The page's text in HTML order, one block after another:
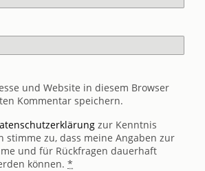
und Website in diesem Browser
Kommentar speichern.
zur Kenntnis
stimme zu, dass meine Angaben zur
und für Rückfragen dauerhaft
können. *